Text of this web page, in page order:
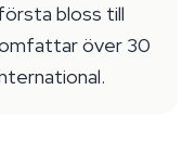
bloss till
över 30